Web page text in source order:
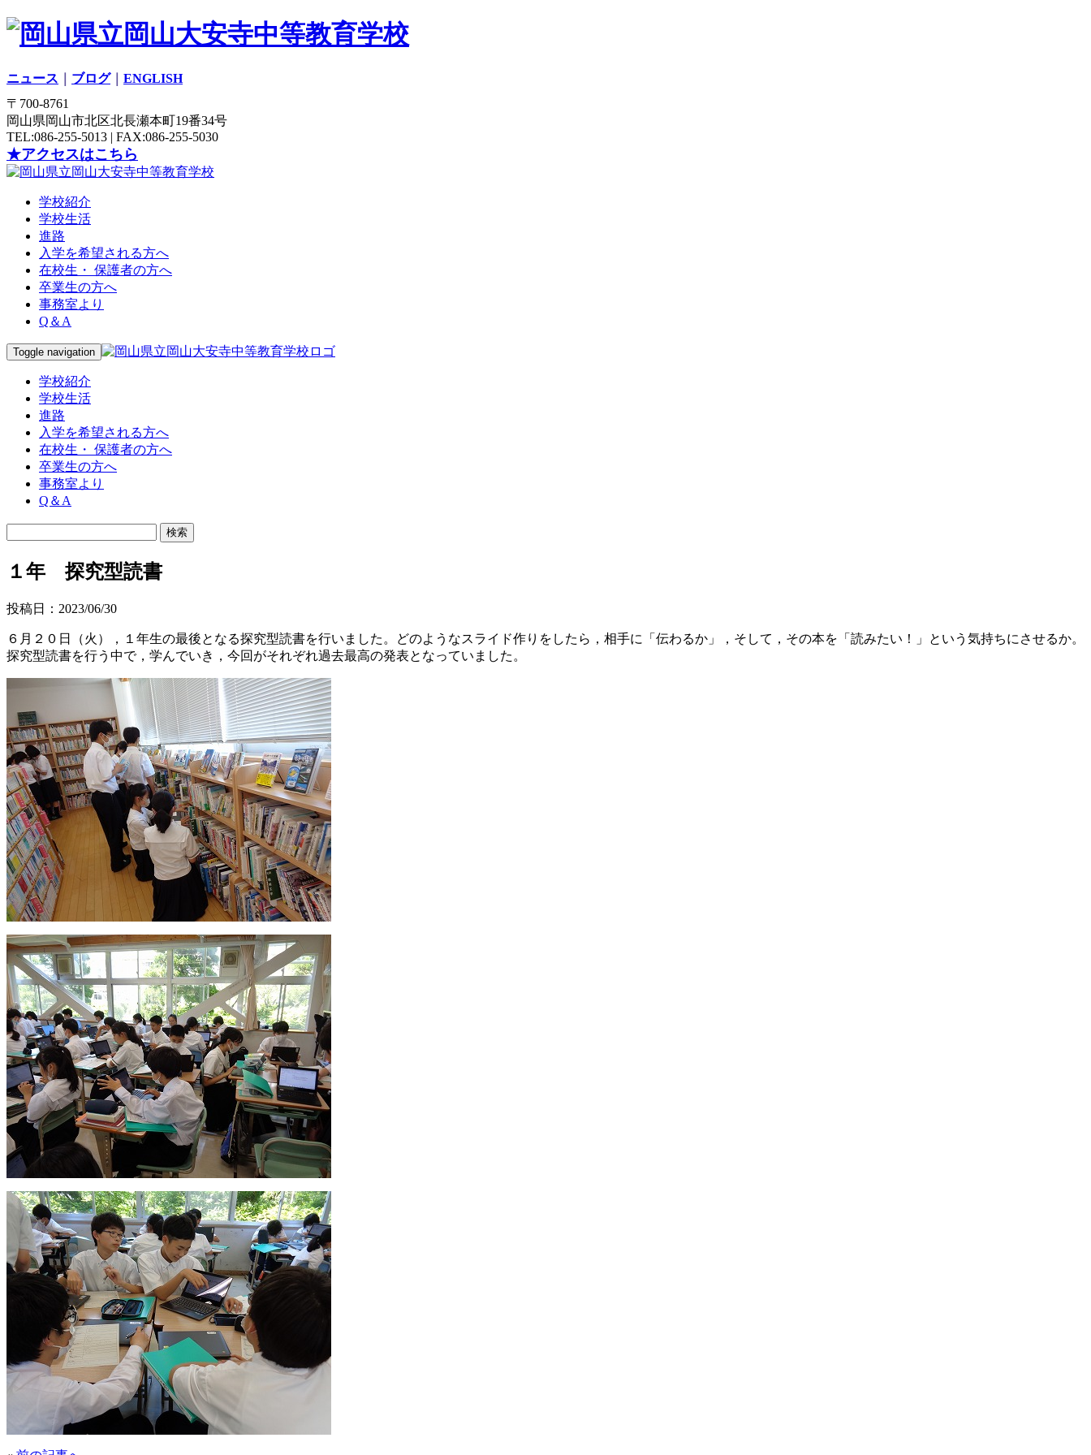
ニュース ブログ｜ ENGLISH
〒700-8761
岡山県岡山市北区北長瀬本町19番34号
TEL:086-255-5013 | FAX:086-255-5030
★アクセスはこちら
学校紹介
学校生活
進路
入学を希望される方へ
在校生・ 保護者の方へ
卒業生の方へ
事務室より
Q＆A
Toggle navigation
学校紹介
学校生活
進路
入学を希望される方へ
在校生・ 保護者の方へ
卒業生の方へ
事務室より
Q＆A
１年 探究型読書
投稿日：2023/06/30
６月２０日（火），１年生の最後となる探究型読書を行いました。どのようなスライド作りをしたら，相手に「伝わるか」，そして，その本を「読みたい！」という気持ちにさせるか。
探究型読書を行う中で，学んでいき，今回がそれぞれ過去最高の発表となっていました。